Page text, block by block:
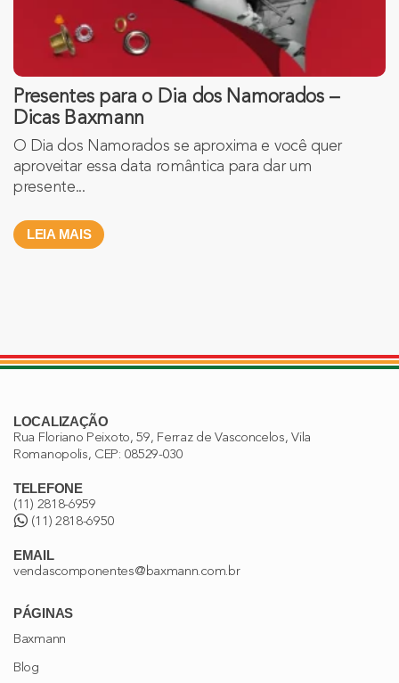
Presentes para o Dia dos Namorados –
Dicas Baxmann
O Dia dos Namorados se aproxima e você quer
aproveitar essa data romântica para dar um
presente...
LEIA MAIS
LOCALIZAÇÃO
Rua Floriano Peixoto, 59, Ferraz de Vasconcelos, Vila
Romanopolis, CEP: 08529-030
TELEFONE
(11) 2818-6959
(11) 2818-6950
EMAIL
vendascomponentes@baxmann.com.br
PÁGINAS
Baxmann
Blog